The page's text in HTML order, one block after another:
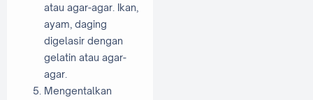
atau agar-agar. Ikan,
ayam, daging
digelasir dengan
gelatin atau agar-
agar.
Mengentalkan